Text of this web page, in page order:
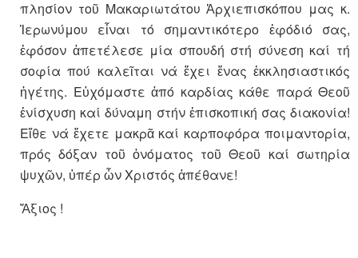
πλησίον τοῦ Μακαριωτάτου Ἀρχιεπισκόπου μας κ.
Ἱερωνύμου εἶναι τό σημαντικότερο ἐφόδιό σας,
ἐφόσον ἀπετέλεσε μία σπουδή στή σύνεση καί τή
σοφία πού καλεῖται νά ἔχει ἕνας ἐκκλησιαστικός
ἡγέτης. Εὐχόμαστε ἀπό καρδίας κάθε παρά Θεοῦ
ἐνίσχυση καί δύναμη στήν ἐπισκοπική σας διακονία!
Εἴθε νά ἔχετε μακρᾶ καί καρποφόρα ποιμαντορία,
πρός δόξαν τοῦ ὀνόματος τοῦ Θεοῦ καί σωτηρία
ψυχῶν, ὑπέρ ὧν Χριστός ἀπέθανε!
Ἄξιος !